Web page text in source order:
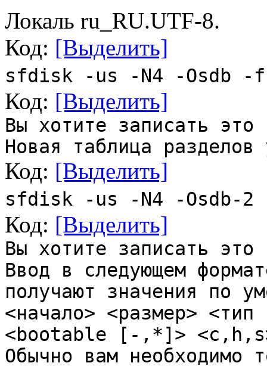
Локаль ru_RU.UTF-8.
Код: [Выделить]
sfdisk -us -N4 -Osdb -
Код: [Выделить]
Вы хотите записать
Новая таблица разделов
Код: [Выделить]
sfdisk -us -N4 -Osdb-
Код: [Выделить]
Вы хотите записать
Ввод в следующем
получают значения по
<начало> <размер>
<bootable [-,*]>
Обычно вам необходимо